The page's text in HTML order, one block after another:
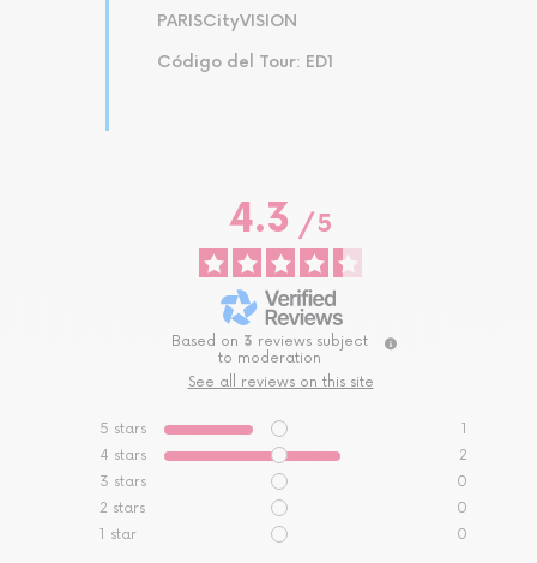
PARISCityVISION
Código del Tour: ED1
4.3/ 5
Based on 3 reviews subject
to moderation
See all reviews on this site
5 stars
1
4 stars
2
3 stars
0
2 stars
0
1 star 0